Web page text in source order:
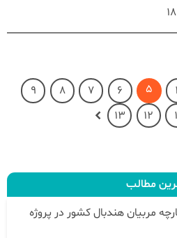
5
6
7
8
9
12
13
مطالب
مربیان هندبال کشور در پروژه